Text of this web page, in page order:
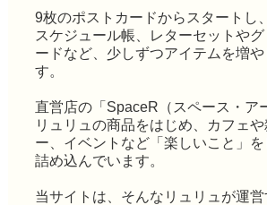
9枚のポストカードからスタートし
スケジュール帳、レターセットや
ードなど、少しずつアイテムを増や
す。
直営店の「SpaceR（スペース・ア
リュリュの商品をはじめ、カフェ
ー、イベントなど「楽しいこと」
詰め込んでいます。
当サイトは、そんなリュリュが運